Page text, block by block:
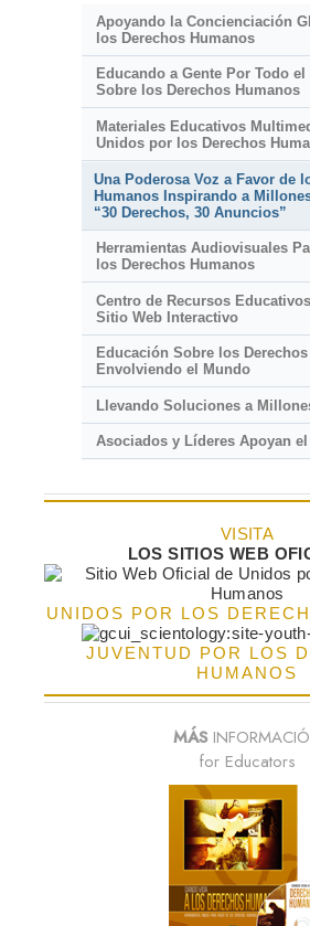
Apoyando la Concienciación
los Derechos Humanos
Educando a Gente Por Todo
Sobre los Derechos Humanos
Materiales Educativos
Unidos por los Derechos
Una Poderosa Voz a Favor de
Humanos Inspirando a
“30 Derechos, 30 Anuncios”
Herramientas Audiovisuales
los Derechos Humanos
Centro de Recursos
Sitio Web Interactivo
Educación Sobre los
Envolviendo el Mundo
Llevando Soluciones a
Asociados y Líderes Apoyan
VISITA
LOS SITIOS WEB
UNIDOS POR LOS
JUVENTUD POR LOS
HUMANOS
MÁS
for Educators